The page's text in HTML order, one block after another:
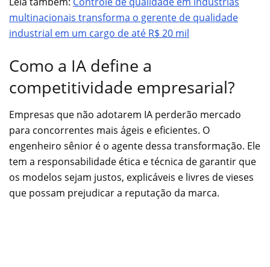
multinacionais transforma o gerente de qualidade
industrial em um cargo de até R$ 20 mil
Como a IA define a
competitividade empresarial?
Empresas que não adotarem IA perderão mercado
para concorrentes mais ágeis e eficientes. O
engenheiro sênior é o agente dessa transformação. Ele
tem a responsabilidade ética e técnica de garantir que
os modelos sejam justos, explicáveis e livres de vieses
que possam prejudicar a reputação da marca.